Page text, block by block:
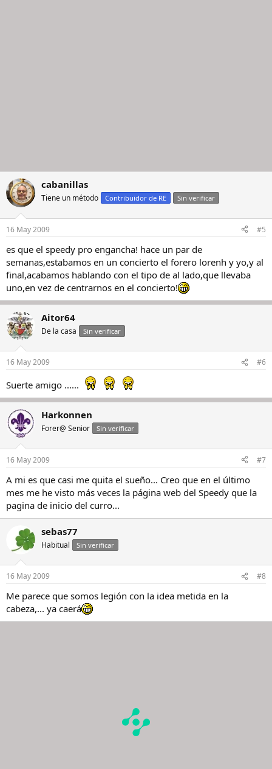
cabanillas
Tiene un método Contribuidor de RE Sin verificar
16 May 2009 #5
es que el speedy pro engancha! hace un par de
semanas,estabamos en un concierto el forero lorenh y yo,y al
final,acabamos hablando con el tipo de al lado,que llevaba
uno,en vez de centrarnos en el concierto!
Aitor64
De la casa Sin verificar
16 May 2009 #6
Suerte amigo ......
Harkonnen
Forer@ Senior Sin verificar
16 May 2009 #7
A mi es que casi me quita el sueño... Creo que en el último
mes me he visto más veces la página web del Speedy que la
pagina de inicio del curro...
sebas77
Habitual Sin verificar
16 May 2009 #8
Me parece que somos legión con la idea metida en la
cabeza,... ya caerá